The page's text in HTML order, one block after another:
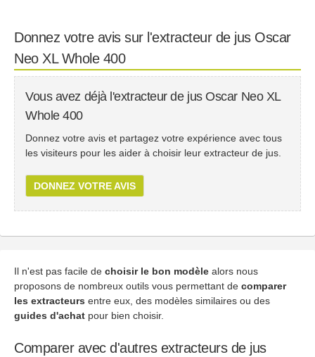
Donnez votre avis sur l'extracteur de jus Oscar
Neo XL Whole 400
Vous avez déjà l'extracteur de jus Oscar Neo XL
Whole 400
Donnez votre avis et partagez votre expérience avec tous
les visiteurs pour les aider à choisir leur extracteur de jus.
DONNEZ VOTRE AVIS
Il n'est pas facile de choisir le bon modèle alors nous
proposons de nombreux outils vous permettant de comparer
les extracteurs entre eux, des modèles similaires ou des
guides d'achat pour bien choisir.
Comparer avec d'autres extracteurs de jus